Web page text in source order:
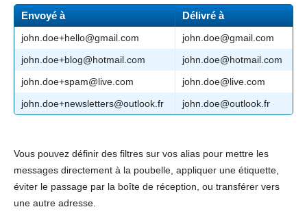
Envoyé à Délivré à
john.doe+hello@gmail.com
john.doe@gmail.com
john.doe+blog@hotmail.com
john.doe@hotmail.com
john.doe+spam@live.com
john.doe@live.com
john.doe+newsletters@outlook.fr
john.doe@outlook.fr
Vous pouvez définir des filtres sur vos alias pour mettre les
messages directement à la poubelle, appliquer une étiquette,
éviter le passage par la boîte de réception, ou transférer vers
une autre adresse.